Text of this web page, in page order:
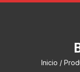
Inicio /